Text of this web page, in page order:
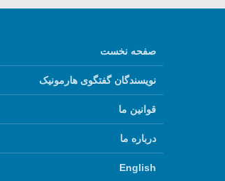
صفحه نخست
نویسندگان گفتگوی هارمونیک
قوانین ما
درباره ما
English